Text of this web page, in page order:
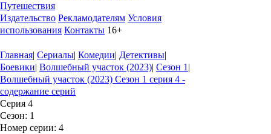
Путешествия
Издательство Рекламодателям Условия
использования Контакты 16+
Главная| Сериалы| Комедии| Детективы|
Боевики| Волшебный участок (2023)| Сезон 1 |
Волшебный участок (2023) Сезон 1 серия 4 -
содержание серий
Серия 4
Сезон: 1
Номер серии: 4